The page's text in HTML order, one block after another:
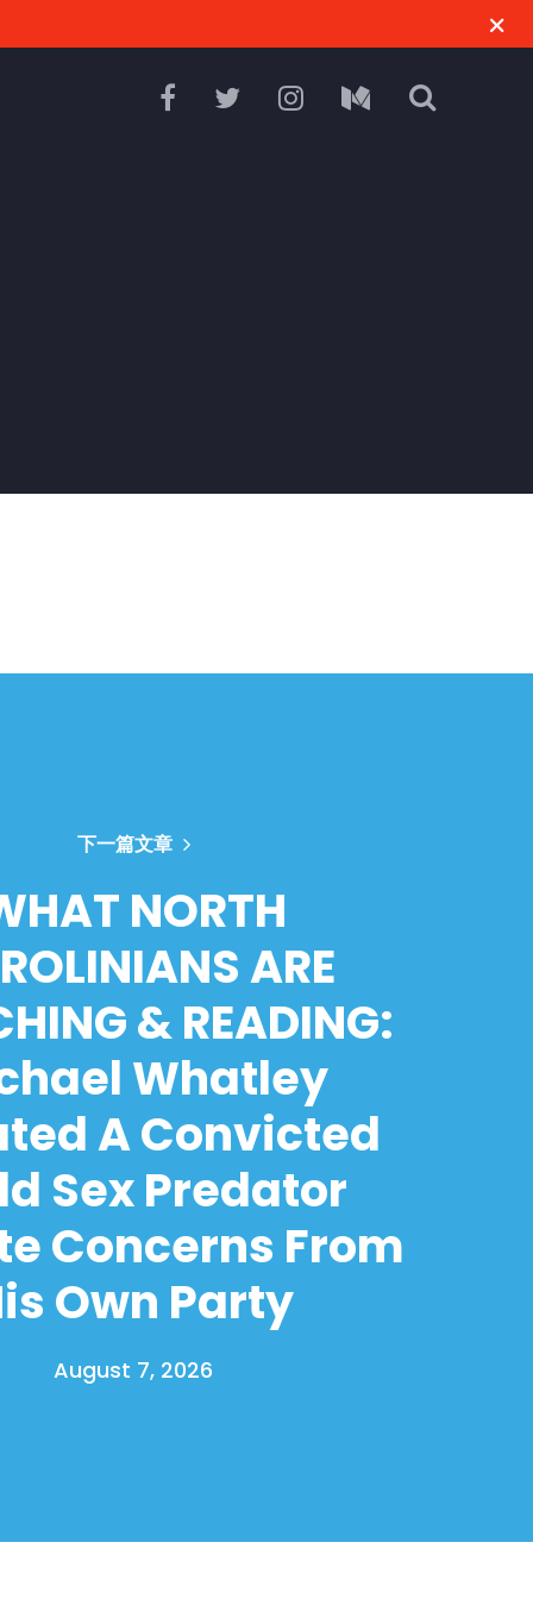
下一篇文章
NORTH
ARE
& READING:
Whatley
A Convicted
Sex Predator
Concerns From
Own Party
August 7, 2026